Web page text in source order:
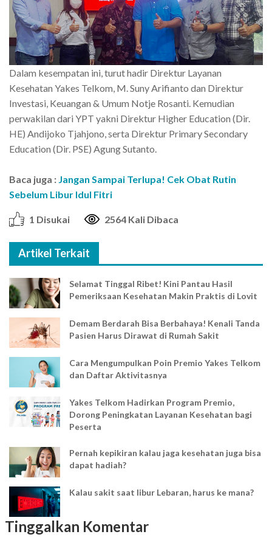
Dalam kesempatan ini, turut hadir Direktur Layanan
Kesehatan Yakes Telkom, M. Suny Arifianto dan Direktur
Investasi, Keuangan & Umum Notje Rosanti. Kemudian
perwakilan dari YPT yakni Direktur Higher Education (Dir.
HE) Andijoko Tjahjono, serta Direktur Primary Secondary
Education (Dir. PSE) Agung Sutanto.
Baca juga : Jangan Sampai Terlupa! Cek Obat Rutin
Sebelum Libur Idul Fitri
1 Disukai 2564 Kali Dibaca
Artikel Terkait
Selamat Tinggal Ribet! Kini Pantau Hasil
Pemeriksaan Kesehatan Makin Praktis di Lovit
Demam Berdarah Bisa Berbahaya! Kenali Tanda
Pasien Harus Dirawat di Rumah Sakit
Cara Mengumpulkan Poin Premio Yakes Telkom
dan Daftar Aktivitasnya
Yakes Telkom Hadirkan Program Premio,
Dorong Peningkatan Layanan Kesehatan bagi
Peserta
Pernah kepikiran kalau jaga kesehatan juga bisa
dapat hadiah?
Kalau sakit saat libur Lebaran, harus ke mana?
Mudik Lebaran? Pastikan kamu sudah tahu
Tinggalkan Komentar